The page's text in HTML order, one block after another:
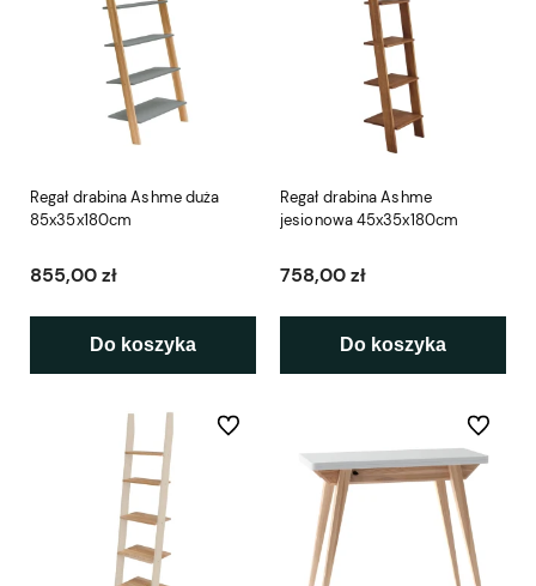
Regał drabina Ashme duża
85x35x180cm
855,00 zł
Do koszyka
Regał drabina Ashme
jesionowa 45x35x180cm
758,00 zł
Do koszyka
Do ulubionych Do